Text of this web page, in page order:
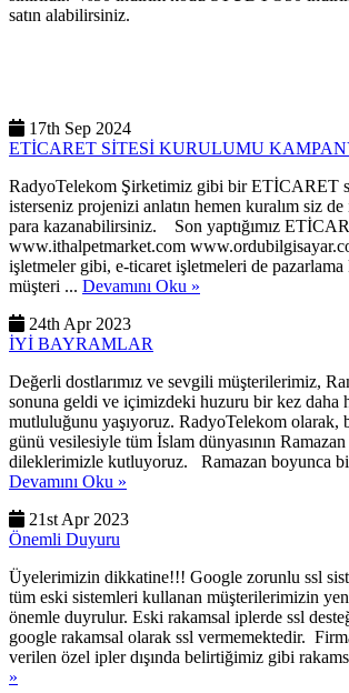
satın alabilirsiniz.
17th Sep 2024
ETİCARET SİTESİ KURULUMU
RadyoTelekom Şirketimiz gibi bir ETİCARET
isterseniz projenizi anlatın hemen kuralım siz
para kazanabilirsiniz. Son yaptığımız
www.ithalpetmarket.com
işletmeler gibi, e-ticaret işletmeleri de pazarlama
müşteri ... Devamını Oku »
24th Apr 2023
İYİ BAYRAMLAR
Değerli dostlarımız ve sevgili müşterilerimiz,
sonuna geldi ve içimizdeki huzuru bir kez daha
mutluluğunu yaşıyoruz. RadyoTelekom olarak,
günü vesilesiyle tüm İslam dünyasının Ramazan
dileklerimizle kutluyoruz. Ramazan boyunca
Devamını Oku »
21st Apr 2023
Önemli Duyuru
Üyelerimizin dikkatine!!! Google zorunlu ssl
tüm eski sistemleri kullanan müşterilerimizin
önemle duyrulur. Eski rakamsal iplerde ssl
google rakamsal olarak ssl vermemektedir.
verilen özel ipler dışında belirtiğimiz gibi
»